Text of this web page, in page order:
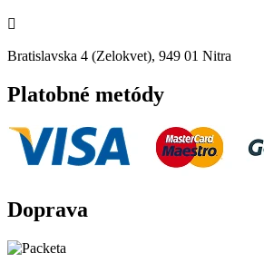

Bratislavska 4 (Zelokvet), 949 01 Nitra
Platobné metódy
Doprava